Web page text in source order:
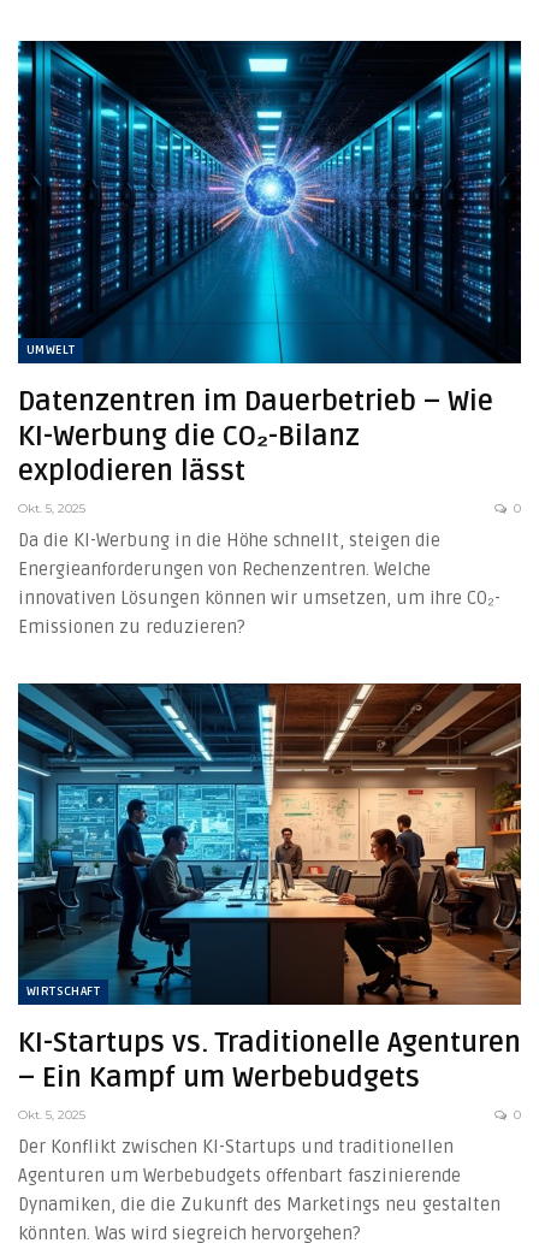
UMWELT
Datenzentren im Dauerbetrieb – Wie
KI-Werbung die CO₂-Bilanz
explodieren lässt
Okt. 5, 2025 0
Da die KI-Werbung in die Höhe schnellt, steigen die
Energieanforderungen von Rechenzentren. Welche
innovativen Lösungen können wir umsetzen, um ihre CO₂-
Emissionen zu reduzieren?
WIRTSCHAFT
KI-Startups vs. Traditionelle Agenturen
– Ein Kampf um Werbebudgets
Okt. 5, 2025 0
Der Konflikt zwischen KI-Startups und traditionellen
Agenturen um Werbebudgets offenbart faszinierende
Dynamiken, die die Zukunft des Marketings neu gestalten
könnten. Was wird siegreich hervorgehen?